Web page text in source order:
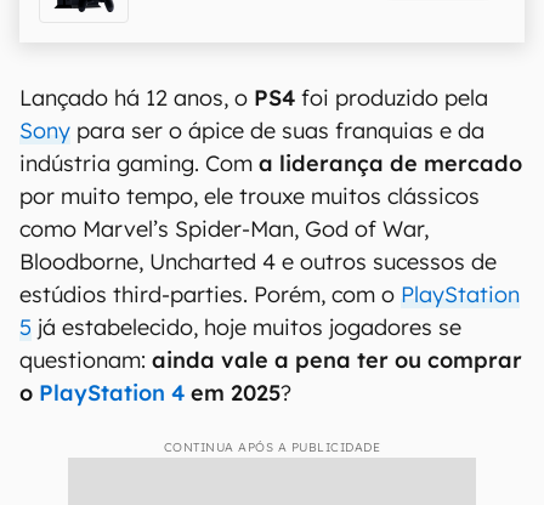
Lançado há 12 anos, o PS4 foi produzido pela
Sony para ser o ápice de suas franquias e da
indústria gaming. Com a liderança de mercado
por muito tempo, ele trouxe muitos clássicos
como Marvel’s Spider-Man, God of War,
Bloodborne, Uncharted 4 e outros sucessos de
estúdios third-parties. Porém, com o PlayStation
5 já estabelecido, hoje muitos jogadores se
questionam: ainda vale a pena ter ou comprar
o PlayStation 4 em 2025?
CONTINUA APÓS A PUBLICIDADE